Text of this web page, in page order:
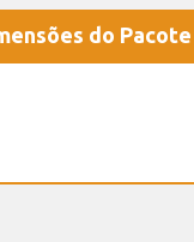
do Pacote